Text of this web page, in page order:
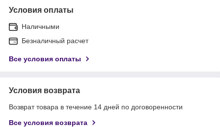
Условия оплаты
Наличными
Безналичный расчет
Все условия оплаты
Условия возврата
Возврат товара в течение 14 дней по договоренности
Все условия возврата